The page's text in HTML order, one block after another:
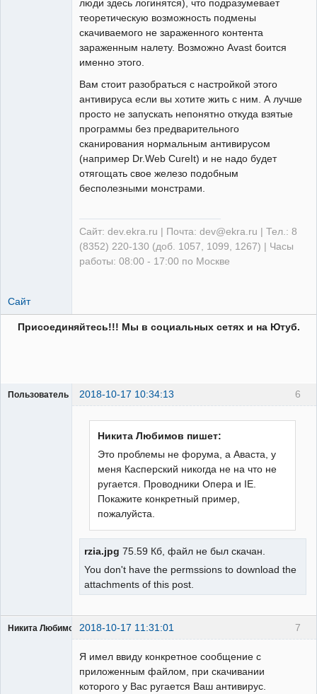
люди здесь логинятся), что подразумевает
теоретическую возможность подмены
скачиваемого не зараженного контента
зараженным налету. Возможно Avast боится
именно этого.
Вам стоит разобраться с настройкой этого
антивируса если вы хотите жить с ним. А лучше
просто не запускать непонятно откуда взятые
программы без предварительного
сканирования нормальным антивирусом
(например Dr.Web CureIt) и не надо будет
отягощать свое железо подобным
бесполезными монстрами.
Сайт: dev.ekra.ru | Почта: dev@ekra.ru | Тел.: 8
(8352) 220-130 (доб. 1057, 1099, 1267) | Часы
работы: 08:00 - 17:00 по Москве
Сайт
Присоединяйтесь!!! Мы в социальных сетях и на Ютуб.
6
Пользователь 2018-10-17 10:34:13
Никита Любимов пишет:
Это проблемы не форума, а Аваста, у
меня Касперский никогда не на что не
ругается. Проводники Опера и IE.
Покажите конкретный пример,
пожалуйста.
rzia.jpg 75.59 Кб, файл не был скачан.
You don't have the permssions to download the
attachments of this post.
7
Никита Любимов 2018-10-17 11:31:01
Я имел ввиду конкретное сообщение с
приложенным файлом, при скачивании
которого у Вас ругается Ваш антивирус.